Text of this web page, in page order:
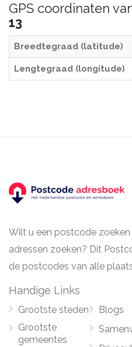
GPS coordinaten
13
Breedtegraad (latitude)
Lengtegraad (longitude)
Wilt u een postcode
adressen zoeken? Dit
de postcodes van alle
Handige Links
Grootste steden
Grootste
gemeentes
Blogs